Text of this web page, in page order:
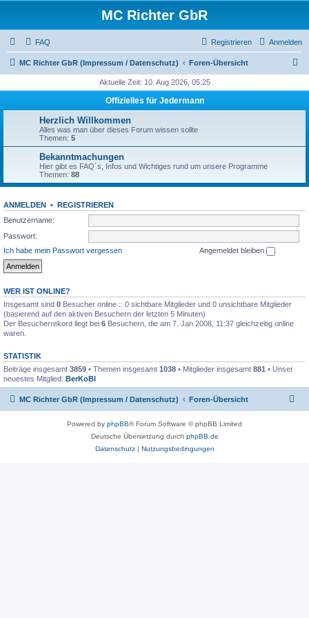
MC Richter GbR
FAQ Anmelden
Registrieren
MC Richter GbR (Impressum / Datenschutz) Foren-Übersicht
h
Aktuelle Zeit: 10. Aug 2026, 05:25
Offizielles für Jedermann
Herzlich Willkommen
Alles was man über dieses Forum wissen sollte
Themen: 5
Bekanntmachungen
Hier gibt es FAQ´s, Infos und Wichtiges rund um unsere Programme
Themen: 88
ANMELDEN • REGISTRIEREN
Benutzername:
Passwort:
Ich habe mein Passwort vergessen
Angemeldet bleiben
WER IST ONLINE?
Insgesamt sind 0 Besucher online :: 0 sichtbare Mitglieder und 0 unsichtbare Mitglieder
(basierend auf den aktiven Besuchern der letzten 5 Minuten)
Der Besucherrekord liegt bei 6 Besuchern, die am 7. Jan 2008, 11:37 gleichzeitig online
waren.
STATISTIK
Beiträge insgesamt 3859 • Themen insgesamt 1038 • Mitglieder insgesamt 881 • Unser
neuestes Mitglied: BerKoBl
MC Richter GbR (Impressum / Datenschutz) Foren-Übersicht
Powered by phpBB® Forum Software © phpBB Limited
Deutsche Übersetzung durch phpBB.de
Datenschutz| Nutzungsbedingungen